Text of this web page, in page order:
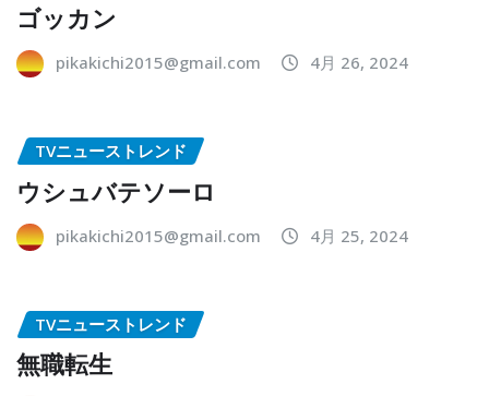
ゴッカン
pikakichi2015@gmail.com 4月 26, 2024
TVニューストレンド
ウシュバテソーロ
pikakichi2015@gmail.com 4月 25, 2024
TVニューストレンド
無職転生